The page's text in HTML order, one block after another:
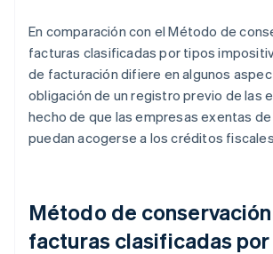
En comparación con el Método de
facturas clasificadas por tipos
de facturación difiere en algunos
obligación de un registro previo de las
hecho de que las empresas exentas
puedan acogerse a los créditos
Método de
facturas clasificadas